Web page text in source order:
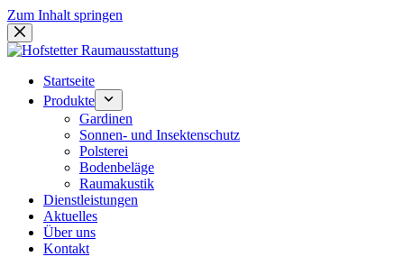
Zum Inhalt springen
Startseite
Produkte
Gardinen
Sonnen- und Insektenschutz
Polsterei
Bodenbeläge
Raumakustik
Dienstleistungen
Aktuelles
Über uns
Kontakt